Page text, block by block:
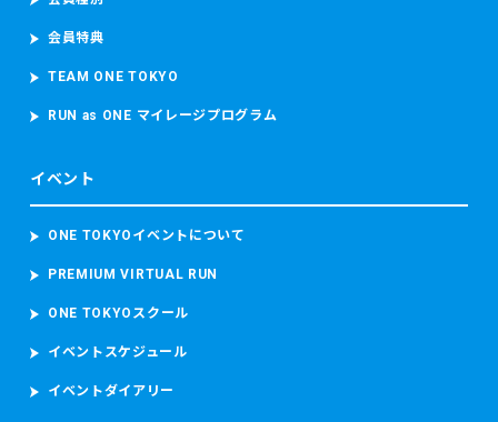
会員特典
TEAM ONE TOKYO
RUN as ONE マイレージプログラム
イベント
ONE TOKYOイベントについて
PREMIUM VIRTUAL RUN
ONE TOKYOスクール
イベントスケジュール
イベントダイアリー